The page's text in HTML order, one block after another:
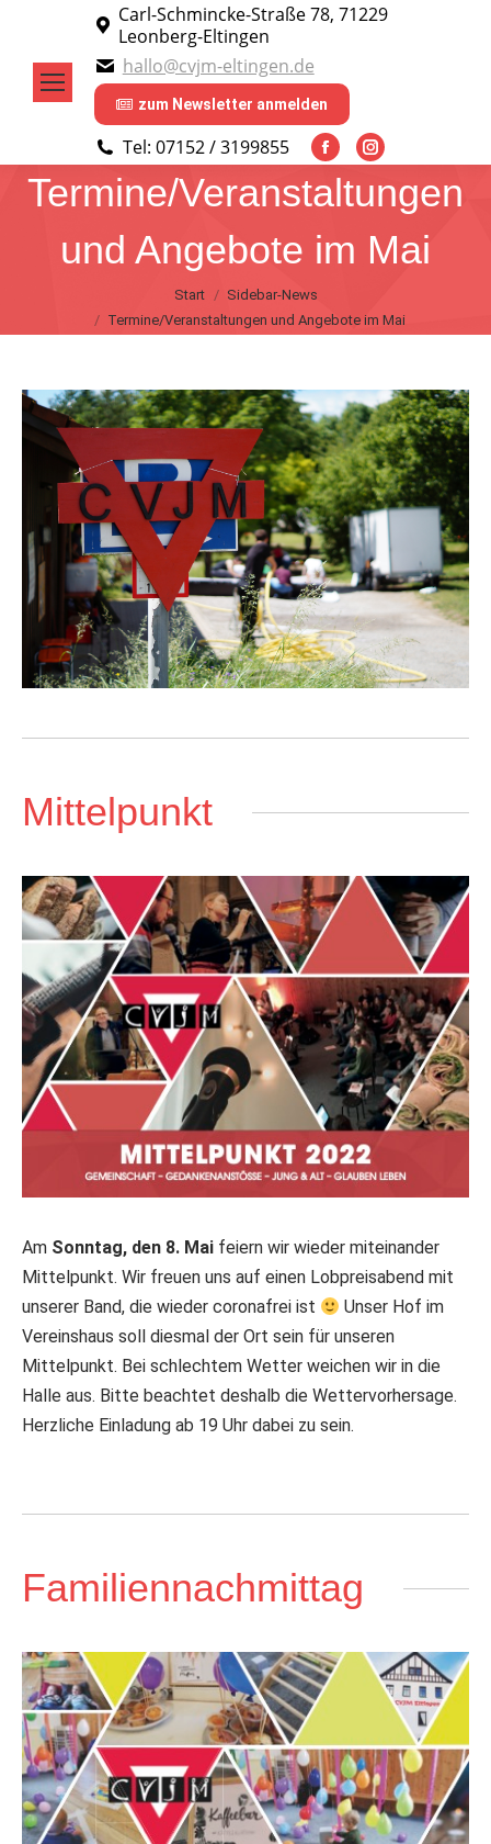
Carl-Schmincke-Straße 78, 71229
Leonberg-Eltingen
hallo@cvjm-eltingen.de
zum Newsletter anmelden
Tel: 07152 / 3199855
Facebook
page
in
Instagram
page
opens
in
Termine/Veranstaltungen
und Angebote im Mai
Sie befinden sich hier:Start
Sidebar-News
Termine/Veranstaltungen und Angebote im Mai
Mittelpunkt
Am Sonntag, den 8. Mai feiern wir wieder miteinander
Mittelpunkt. Wir freuen uns auf einen Lobpreisabend mit
unserer Band, die wieder coronafrei ist
Unser Hof im
Vereinshaus soll diesmal der Ort sein für unseren
Mittelpunkt. Bei schlechtem Wetter weichen wir in die
Halle aus. Bitte beachtet deshalb die Wettervorhersage.
Herzliche Einladung ab 19 Uhr dabei zu sein.
Familiennachmittag